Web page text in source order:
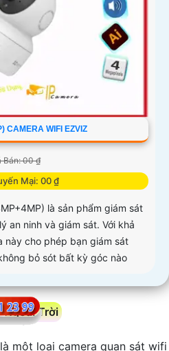
CAMERA WIFI EZVIZ
Bán: 00 ₫
Mại: 00 ₫
là sản phẩm giám sát
an ninh và giám sát. Với khả
này cho phép bạn giám sát
bỏ sót bất kỳ góc nào
Ngoài Trời
là một loại camera quan sát wifi